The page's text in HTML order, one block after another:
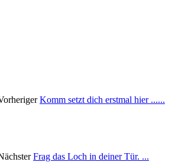
Komm setzt dich erstmal hier ......
Frag das Loch in deiner Tür. ...